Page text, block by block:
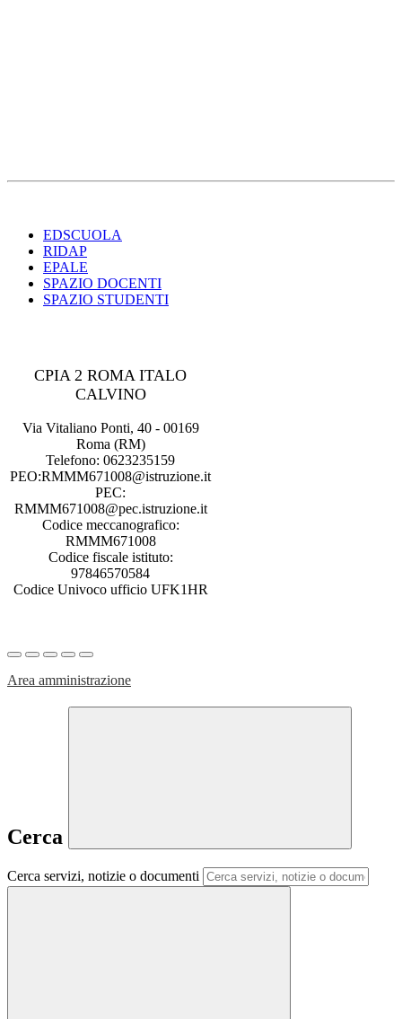
EDSCUOLA
RIDAP
EPALE
SPAZIO DOCENTI
SPAZIO STUDENTI
CPIA 2 ROMA ITALO
CALVINO
Via Vitaliano Ponti, 40 - 00169
Roma (RM)
Telefono: 0623235159
PEO:RMMM671008@istruzione.it
PEC:
RMMM671008@pec.istruzione.it
Codice meccanografico:
RMMM671008
Codice fiscale istituto:
97846570584
Codice Univoco ufficio UFK1HR
Area amministrazione
Cerca
Cerca servizi, notizie o documenti